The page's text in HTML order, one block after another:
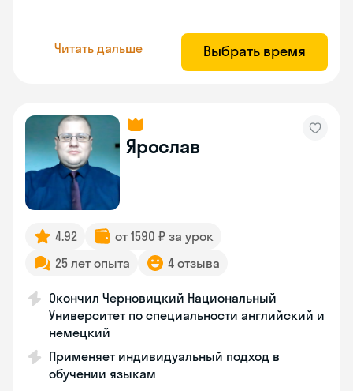
Читать дальше Выбрать время
Ярослав
4.92
от 1590 ₽ за урок
25 лет опыта
4 отзыва
Окончил Черновицкий Национальный
Университет по специальности английский и
немецкий
Применяет индивидуальный подход в
обучении языкам